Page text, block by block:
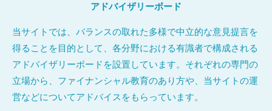
アドバイザリーボード
当サイトでは、バランスの取れた多様で中立的な意見提言を
得ることを目的として、各分野における有識者で構成される
アドバイザリーボードを設置しています。それぞれの専門の
立場から、ファイナンシャル教育のあり方や、当サイトの運
営などについてアドバイスをもらっています。